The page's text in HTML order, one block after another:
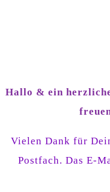
Hallo & ein
Vielen Dank für
Postfach. Das E-